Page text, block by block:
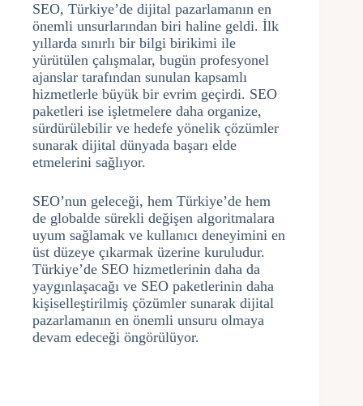
SEO, Türkiye’de dijital pazarlamanın en
önemli unsurlarından biri haline geldi. İlk
yıllarda sınırlı bir bilgi birikimi ile
yürütülen çalışmalar, bugün profesyonel
ajanslar tarafından sunulan kapsamlı
hizmetlerle büyük bir evrim geçirdi. SEO
paketleri ise işletmelere daha organize,
sürdürülebilir ve hedefe yönelik çözümler
sunarak dijital dünyada başarı elde
etmelerini sağlıyor.
SEO’nun geleceği, hem Türkiye’de hem
de globalde sürekli değişen algoritmalara
uyum sağlamak ve kullanıcı deneyimini en
üst düzeye çıkarmak üzerine kuruludur.
Türkiye’de SEO hizmetlerinin daha da
yaygınlaşacağı ve SEO paketlerinin daha
kişiselleştirilmiş çözümler sunarak dijital
pazarlamanın en önemli unsuru olmaya
devam edeceği öngörülüyor.